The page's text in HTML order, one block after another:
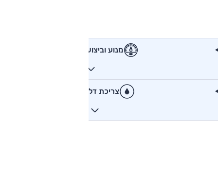
מנוע וביצועים
צריכת דלק